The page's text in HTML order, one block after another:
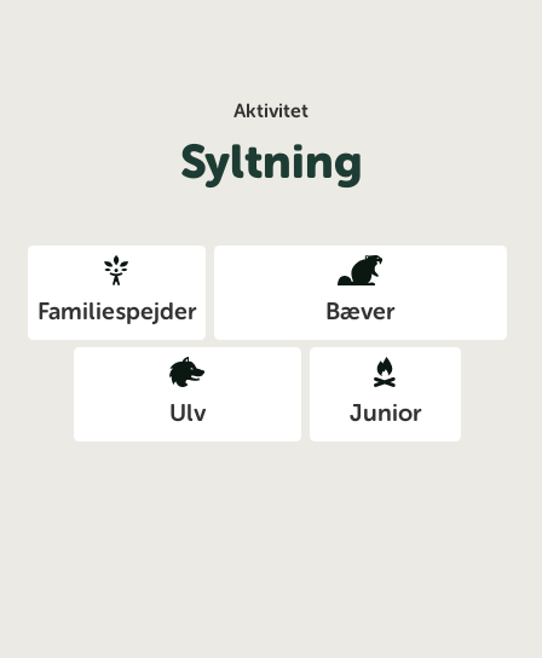
Aktivitet
Syltning
Familiespejder Bæver
Ulv Junior